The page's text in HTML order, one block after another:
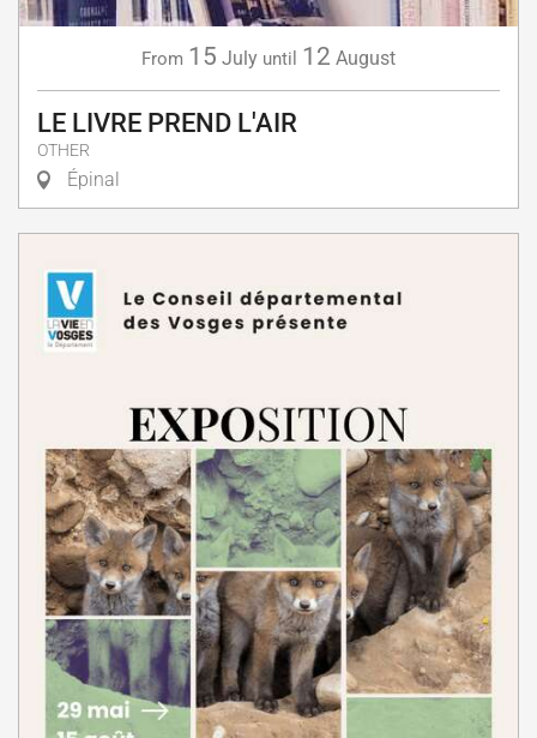
From 15 July until 12 August
LE LIVRE PREND L'AIR
OTHER
Épinal